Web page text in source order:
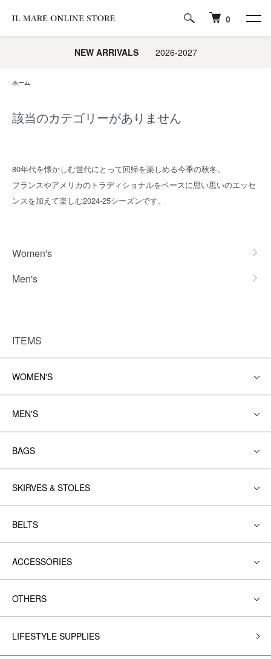
0
NEW ARRIVALS2026-2027
ホーム
該当のカテゴリーがありません
80年代を懐かしむ世代にとって回帰を楽しめる今季の秋冬。
フランスやアメリカのトラディショナルをベースに思い思いのエッセ
ンスを加えて楽しむ2024-25シーズンです。
グループ一覧
Women's
Men's
ITEMS
WOMEN'S
MEN'S
BAGS
SKIRVES & STOLES
BELTS
ACCESSORIES
OTHERS
LIFESTYLE SUPPLIES